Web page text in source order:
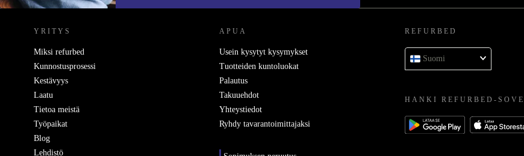
YRITYS
Miksi refurbed
Kunnostusprosessi
Kestävyys
Laatu
Tietoa meistä
Työpaikat
Blog
Lehdistö
APUA
Usein kysytyt kysymykset
Tuotteiden kuntoluokat
Palautus
Takuuehdot
Yhteystiedot
Ryhdy tavarantoimittajaksi
REFURBED
Suomi
HANKI REFURBED-